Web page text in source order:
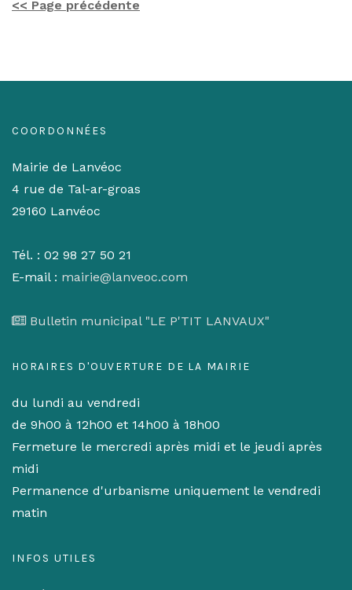
<< Page précédente
COORDONNÉES
Mairie de Lanvéoc
4 rue de Tal-ar-groas
29160 Lanvéoc
Tél. : 02 98 27 50 21
E-mail : mairie@lanveoc.com
Bulletin municipal "LE P'TIT LANVAUX"
HORAIRES D'OUVERTURE DE LA MAIRIE
du lundi au vendredi
de 9h00 à 12h00 et 14h00 à 18h00
Fermeture le mercredi après midi et le jeudi après
midi
Permanence d'urbanisme uniquement le vendredi
matin
INFOS UTILES